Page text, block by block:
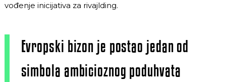
vođenje inicijativa za rivajlding.
Evropski bizon je postao jedan od
simbola ambicioznog poduhvata